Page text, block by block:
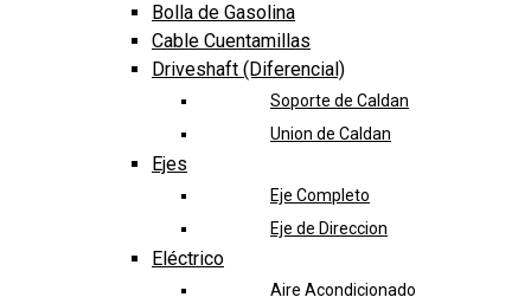
Bolla de Gasolina
Cable Cuentamillas
Driveshaft (Diferencial)
Soporte de Caldan
Union de Caldan
Ejes
Eje Completo
Eje de Direccion
Eléctrico
Aire Acondicionado